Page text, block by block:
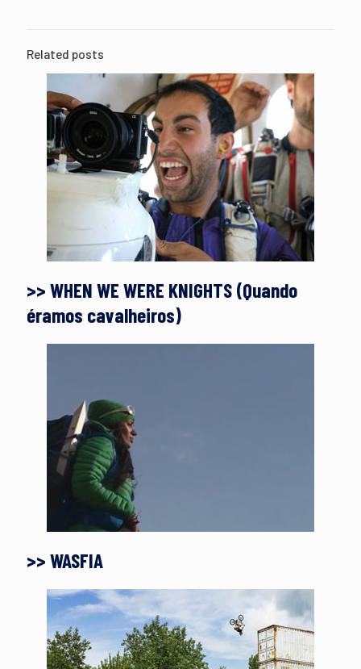
Related posts
>> WHEN WE WERE KNIGHTS (Quando
éramos cavalheiros)
>> WASFIA